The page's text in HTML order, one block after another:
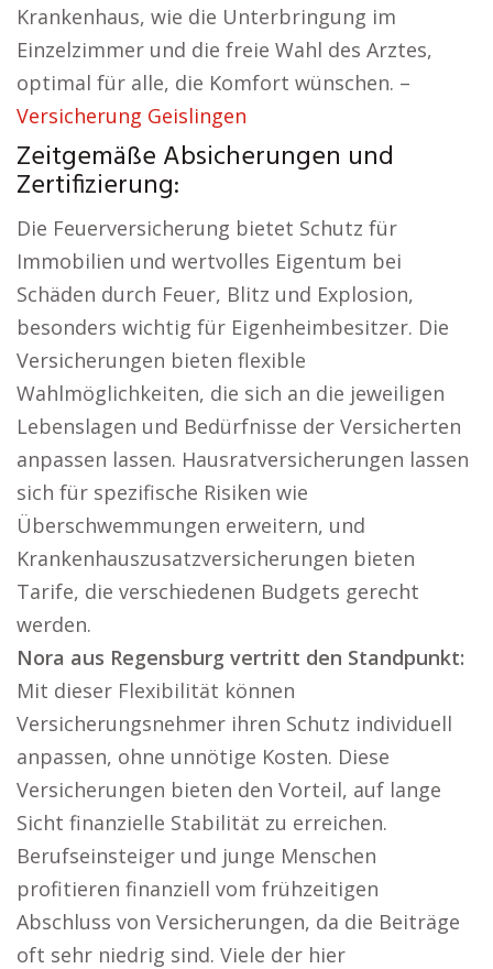
Krankenhaus, wie die Unterbringung im
Einzelzimmer und die freie Wahl des Arztes,
optimal für alle, die Komfort wünschen. –
Versicherung Geislingen
Zeitgemäße Absicherungen und
Zertifizierung:
Die Feuerversicherung bietet Schutz für
Immobilien und wertvolles Eigentum bei
Schäden durch Feuer, Blitz und Explosion,
besonders wichtig für Eigenheimbesitzer. Die
Versicherungen bieten flexible
Wahlmöglichkeiten, die sich an die jeweiligen
Lebenslagen und Bedürfnisse der Versicherten
anpassen lassen. Hausratversicherungen lassen
sich für spezifische Risiken wie
Überschwemmungen erweitern, und
Krankenhauszusatzversicherungen bieten
Tarife, die verschiedenen Budgets gerecht
werden.
Nora aus Regensburg vertritt den Standpunkt:
Mit dieser Flexibilität können
Versicherungsnehmer ihren Schutz individuell
anpassen, ohne unnötige Kosten. Diese
Versicherungen bieten den Vorteil, auf lange
Sicht finanzielle Stabilität zu erreichen.
Berufseinsteiger und junge Menschen
profitieren finanziell vom frühzeitigen
Abschluss von Versicherungen, da die Beiträge
oft sehr niedrig sind. Viele der hier